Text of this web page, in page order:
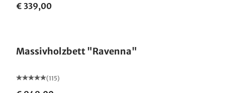
€ 339,00
Massivholzbett "Ravenna"
(115)